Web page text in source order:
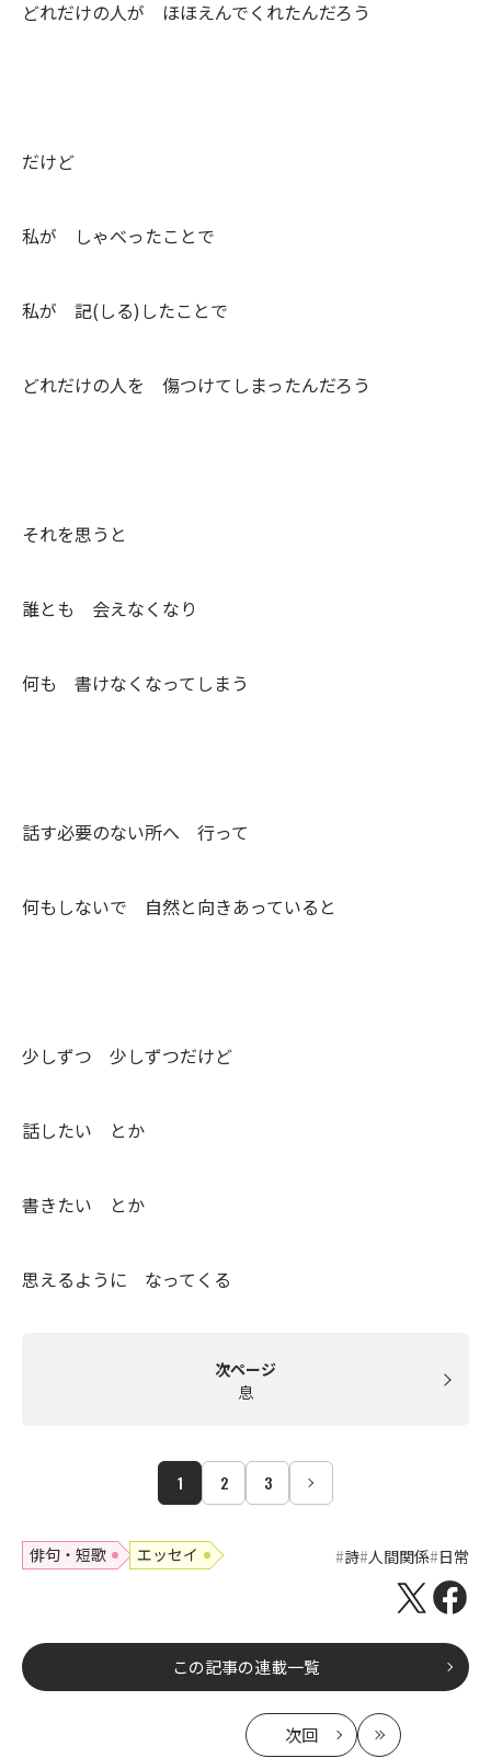
どれだけの人が ほほえんでくれたんだろう
だけど
私が しゃべったことで
私が 記(しる)したことで
どれだけの人を 傷つけてしまったんだろう
それを思うと
誰とも 会えなくなり
何も 書けなくなってしまう
話す必要のない所へ 行って
何もしないで 自然と向きあっていると
少しずつ 少しずつだけど
話したい とか
書きたい とか
思えるように なってくる
次ページ
息
1 2 3
俳句・短歌 エッセイ 詩 人間関係 日常
この記事の連載一覧
次回
最